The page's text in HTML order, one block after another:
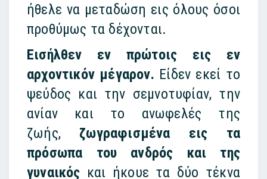
ήθελε να μεταδώση εις όλους όσοι
προθύμως τα δέχονται.
Εισήλθεν εν πρώτοις εις εν
αρχοντικόν μέγαρον. Είδεν εκεί το
ψεύδος και την σεμνοτυφίαν, την
ανίαν και το ανωφελές της
ζωής, ζωγραφισμένα εις τα
πρόσωπα του ανδρός και της
γυναικός και ήκουε τα δύο τέκνα